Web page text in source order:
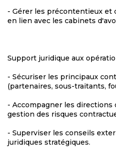
- Gérer les précontentieux
en lien avec les cabinets
Support juridique aux
- Sécuriser les principaux
(partenaires, sous-traitants,
- Accompagner les directions
gestion des risques
- Superviser les conseils
juridiques stratégiques.